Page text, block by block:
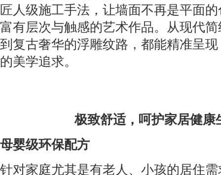
匠人级施工手法，让墙面不再是平面
富有层次与触感的艺术作品。从现代
到复古奢华的浮雕纹路，都能精准呈
的美学追求。
极致舒适，呵护家居健康
母婴级环保配方
针对家庭尤其是有老人、小孩的居住